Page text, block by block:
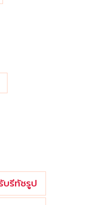
บรีทัชรูป